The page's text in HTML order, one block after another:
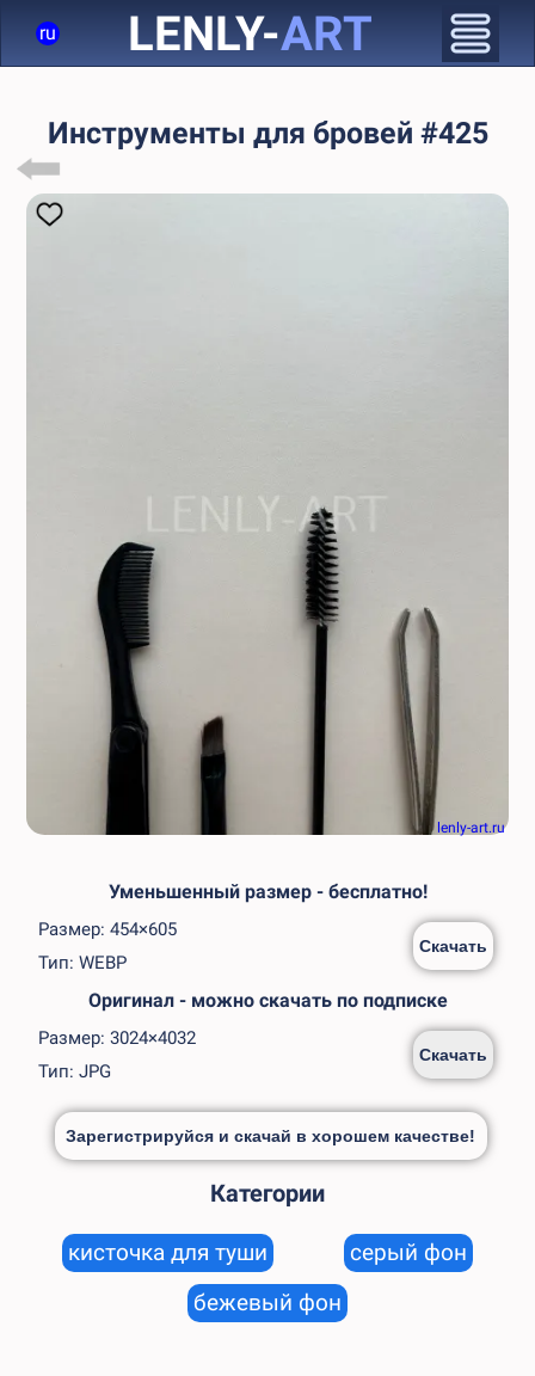
ru LENLY-ART
Инструменты для бровей #425
lenly-art.ru
Уменьшенный размер - бесплатно!
Размер: 454×605
Тип: WEBP
Скачать
Оригинал - можно скачать по подписке
Размер: 3024×4032
Тип: JPG
Скачать
Зарегистрируйся и скачай в хорошем качестве!
Категории
кисточка для туши
серый фон
бежевый фон